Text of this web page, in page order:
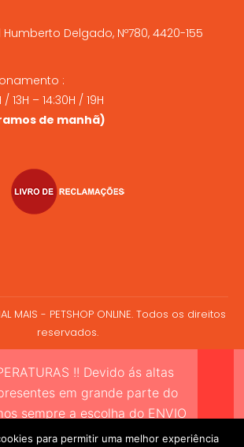
Delgado, Nº780, 4420-155
:
13H – 14:30H / 19H
de manhã)
MAIS - PETSHOP ONLINE. Todos os direitos
reservados.
!! Devido ás altas
em grande parte do
sempre a escolha do ENVIO
que compre alimento vivo a
para permitir uma melhor experiência